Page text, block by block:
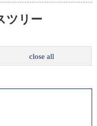
ツリー
close all